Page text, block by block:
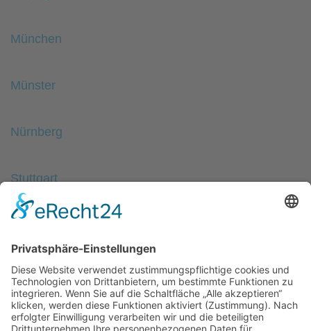
München
Münster
Nürnberg
Stuttgart
ALLGEMEIN